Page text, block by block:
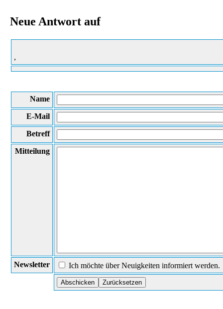
Neue Antwort auf
,
Name
E-Mail
Betreff
Mitteilung
Newsletter Ich möchte über Neuigkeiten informiert werden.